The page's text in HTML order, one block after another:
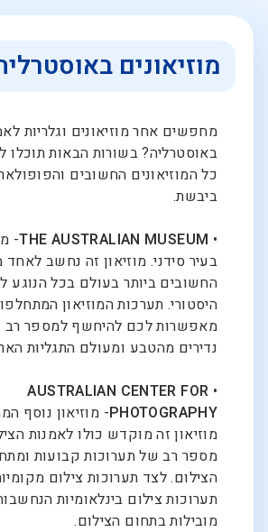
מוזיאונים
מחפשים אחר מוזיאונים וגלריות
באוסטרליה? בשורות הבאות
כל המוזיאונים החשובים
ביבשת.
•
THE AUSTRALIAN MUSEUM
-
בעיר סידני. מוזיאון זה נחשב לאחד
החשובים ביותר בעולם בכל הנוגע
היסטורי. תערכות המוזיאון
מאפשרות לכם להיחשף למספר רב
נדירים מהטבע ומעולם התגליות
•
AUSTRALIAN CENTER FOR
PHOTOGRAPHY- מוזיאון נוסף
מוזיאון זה מוקדש כולו לאמנות
מספר רב של תערוכות קבועות
הצילום. לצד תערוכות צילום
תערוכות צילום בינלאומיות
מובילות בתחום הצילום.